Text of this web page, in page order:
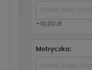
+10,00 zł
Metryczka: